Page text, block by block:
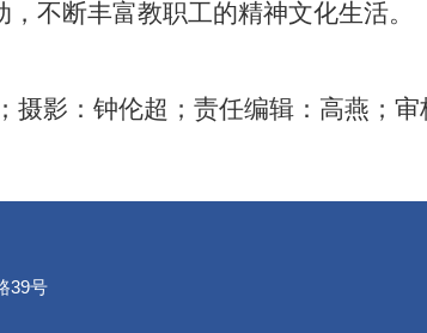
不断丰富教职工的精神文化生活。
； 摄影：钟伦超 ； 责任编辑：高燕； 审
39号